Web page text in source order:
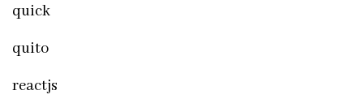
quick
quito
reactjs